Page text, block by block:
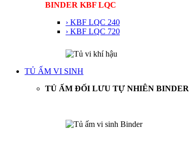
BINDER KBF LQC
› KBF LQC 240
› KBF LQC 720
TỦ ẤM VI SINH
TỦ ẤM ĐỐI LƯU TỰ NHIÊN BINDER